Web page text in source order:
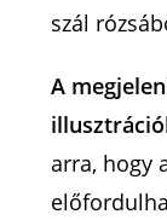
szál
A
arra, hogy